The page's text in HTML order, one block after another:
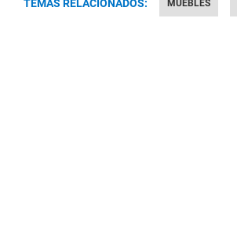
TEMAS RELACIONADOS: MUEBLES